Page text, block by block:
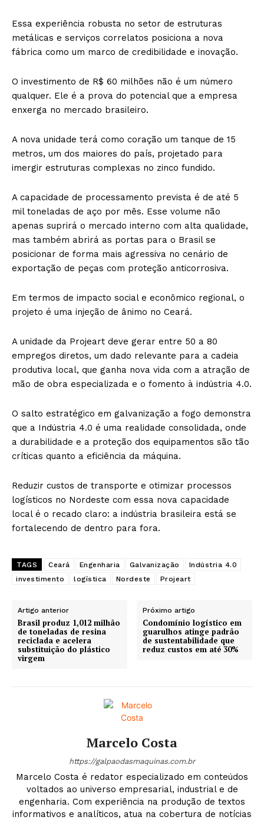
Essa experiência robusta no setor de estruturas
metálicas e serviços correlatos posiciona a nova
fábrica como um marco de credibilidade e inovação.
O investimento de R$ 60 milhões não é um número
qualquer. Ele é a prova do potencial que a empresa
enxerga no mercado brasileiro.
A nova unidade terá como coração um tanque de 15
metros, um dos maiores do país, projetado para
imergir estruturas complexas no zinco fundido.
A capacidade de processamento prevista é de até 5
mil toneladas de aço por mês. Esse volume não
apenas suprirá o mercado interno com alta qualidade,
mas também abrirá as portas para o Brasil se
posicionar de forma mais agressiva no cenário de
exportação de peças com proteção anticorrosiva.
Em termos de impacto social e econômico regional, o
projeto é uma injeção de ânimo no Ceará.
A unidade da Projeart deve gerar entre 50 a 80
empregos diretos, um dado relevante para a cadeia
produtiva local, que ganha nova vida com a atração de
mão de obra especializada e o fomento à indústria 4.0.
O salto estratégico em galvanização a fogo demonstra
que a Indústria 4.0 é uma realidade consolidada, onde
a durabilidade e a proteção dos equipamentos são tão
críticas quanto a eficiência da máquina.
Reduzir custos de transporte e otimizar processos
logísticos no Nordeste com essa nova capacidade
local é o recado claro: a indústria brasileira está se
fortalecendo de dentro para fora.
TAGS Ceará Engenharia Galvanização
Indústria 4.0
investimento
logística Nordeste Projeart
Artigo anterior
Brasil produz 1,012 milhão
de toneladas de resina
reciclada e acelera
substituição do plástico
virgem
Próximo artigo
Condomínio logístico em
guarulhos atinge padrão
de sustentabilidade que
reduz custos em até 30%
Marcelo Costa
https://galpaodasmaquinas.com.br
Marcelo Costa é redator especializado em conteúdos
voltados ao universo empresarial, industrial e de
engenharia. Com experiência na produção de textos
informativos e analíticos, atua na cobertura de notícias